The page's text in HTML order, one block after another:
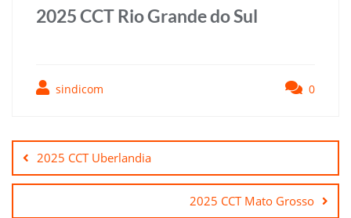
2025 CCT Rio Grande do Sul
sindicom 0
de
Post2025 CCT Uberlandia
2025 CCT Mato Grosso